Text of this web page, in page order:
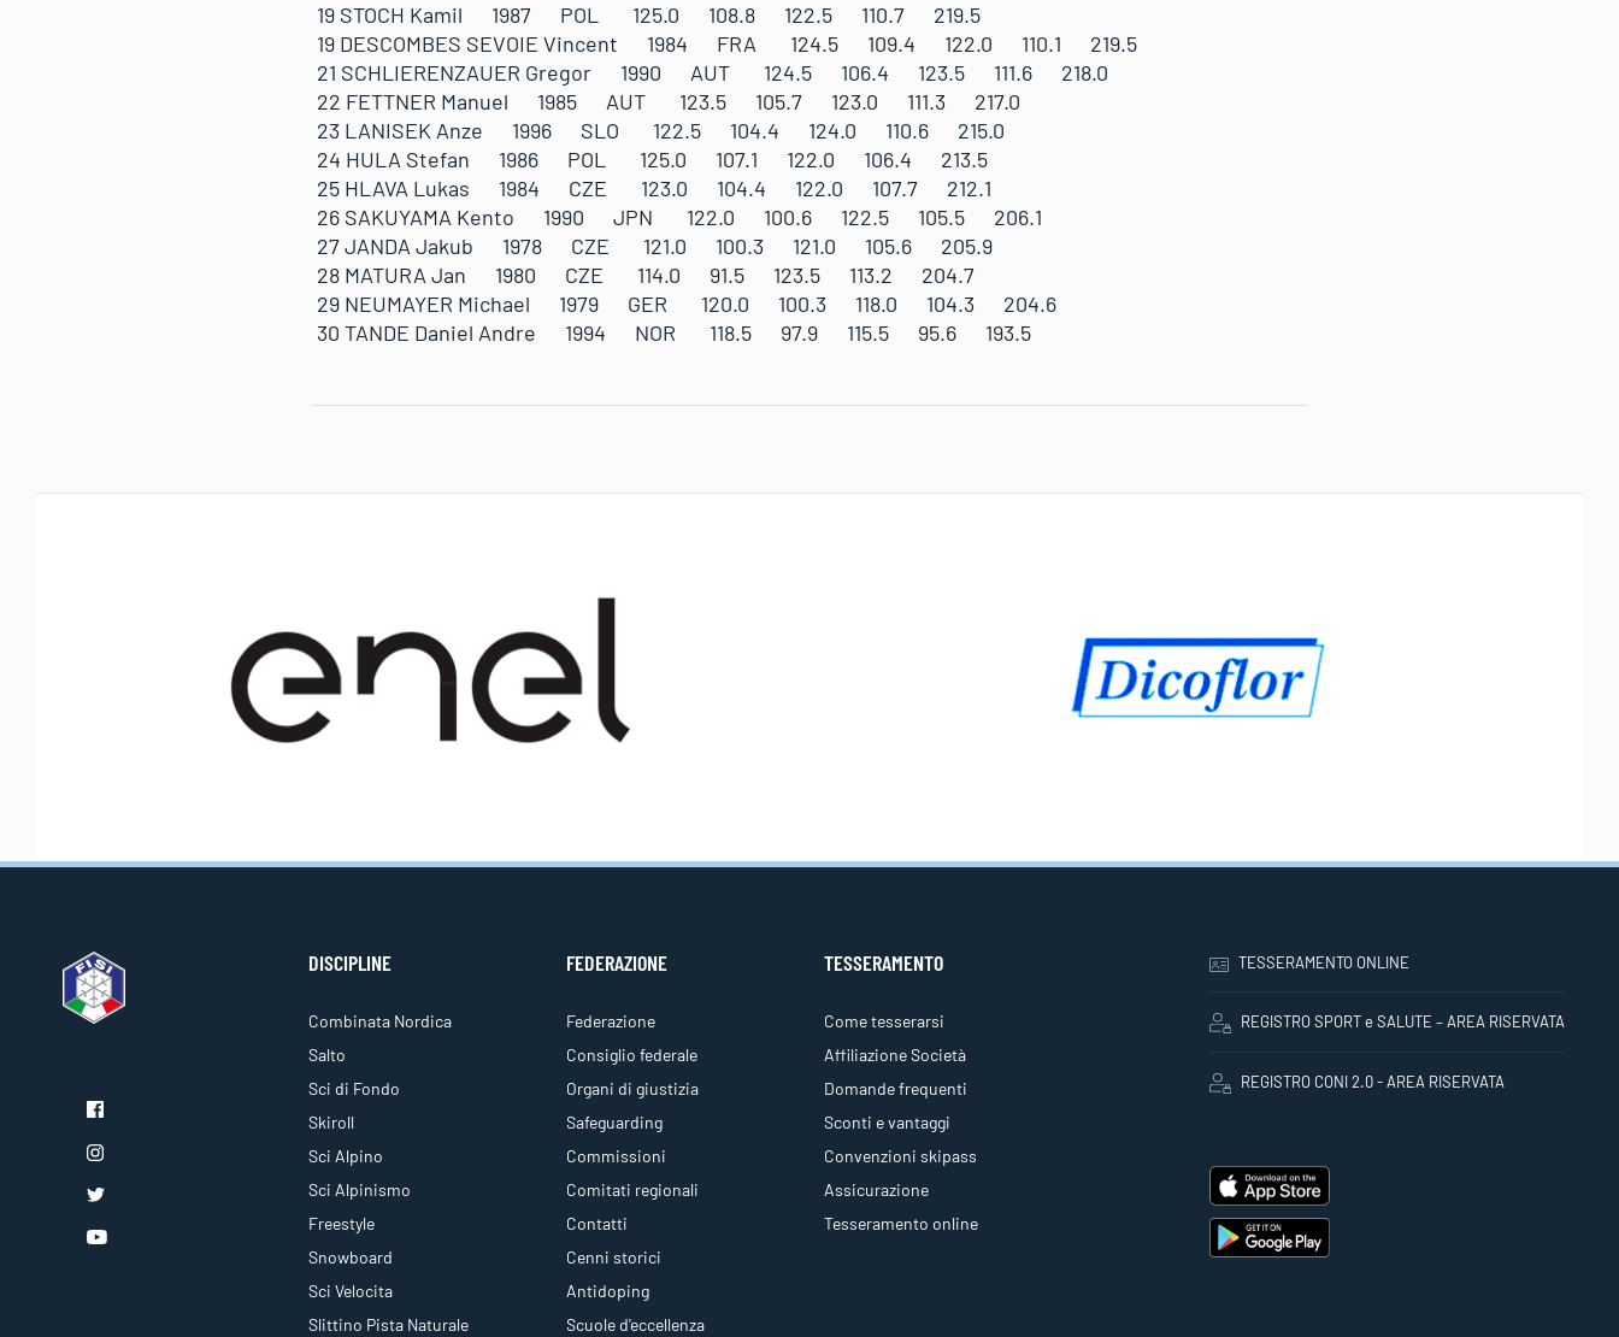
19 STOCH Kamil 1987 POL 125.0 108.8 122.5 110.7 219.5
19 DESCOMBES SEVOIE Vincent 1984 FRA 124.5 109.4 122.0 110.1 219.5
21 SCHLIERENZAUER Gregor 1990 AUT 124.5 106.4 123.5 111.6 218.0
22 FETTNER Manuel 1985 AUT 123.5 105.7 123.0 111.3 217.0
23 LANISEK Anze 1996 SLO 122.5 104.4 124.0 110.6 215.0
24 HULA Stefan 1986 POL 125.0 107.1 122.0 106.4 213.5
25 HLAVA Lukas 1984 CZE 123.0 104.4 122.0 107.7 212.1
26 SAKUYAMA Kento 1990 JPN 122.0 100.6 122.5 105.5 206.1
27 JANDA Jakub 1978 CZE 121.0 100.3 121.0 105.6 205.9
28 MATURA Jan 1980 CZE 114.0 91.5 123.5 113.2 204.7
29 NEUMAYER Michael 1979 GER 120.0 100.3 118.0 104.3 204.6
30 TANDE Daniel Andre 1994 NOR 118.5 97.9 115.5 95.6 193.5
DISCIPLINE
Combinata Nordica
Salto
Sci di Fondo
Skiroll
Sci Alpino
Sci Alpinismo
Freestyle
Snowboard
Sci Velocita
Slittino Pista Naturale
FEDERAZIONE
Federazione
Consiglio federale
Organi di giustizia
Safeguarding
Commissioni
Comitati regionali
Contatti
Cenni storici
Antidoping
Scuole d'eccellenza
TESSERAMENTO
Come tesserarsi
Affiliazione Società
Domande frequenti
Sconti e vantaggi
Convenzioni skipass
Assicurazione
Tesseramento online
TESSERAMENTO ONLINE
REGISTRO SPORT e SALUTE – AREA RISERVATA
REGISTRO CONI 2.0 - AREA RISERVATA